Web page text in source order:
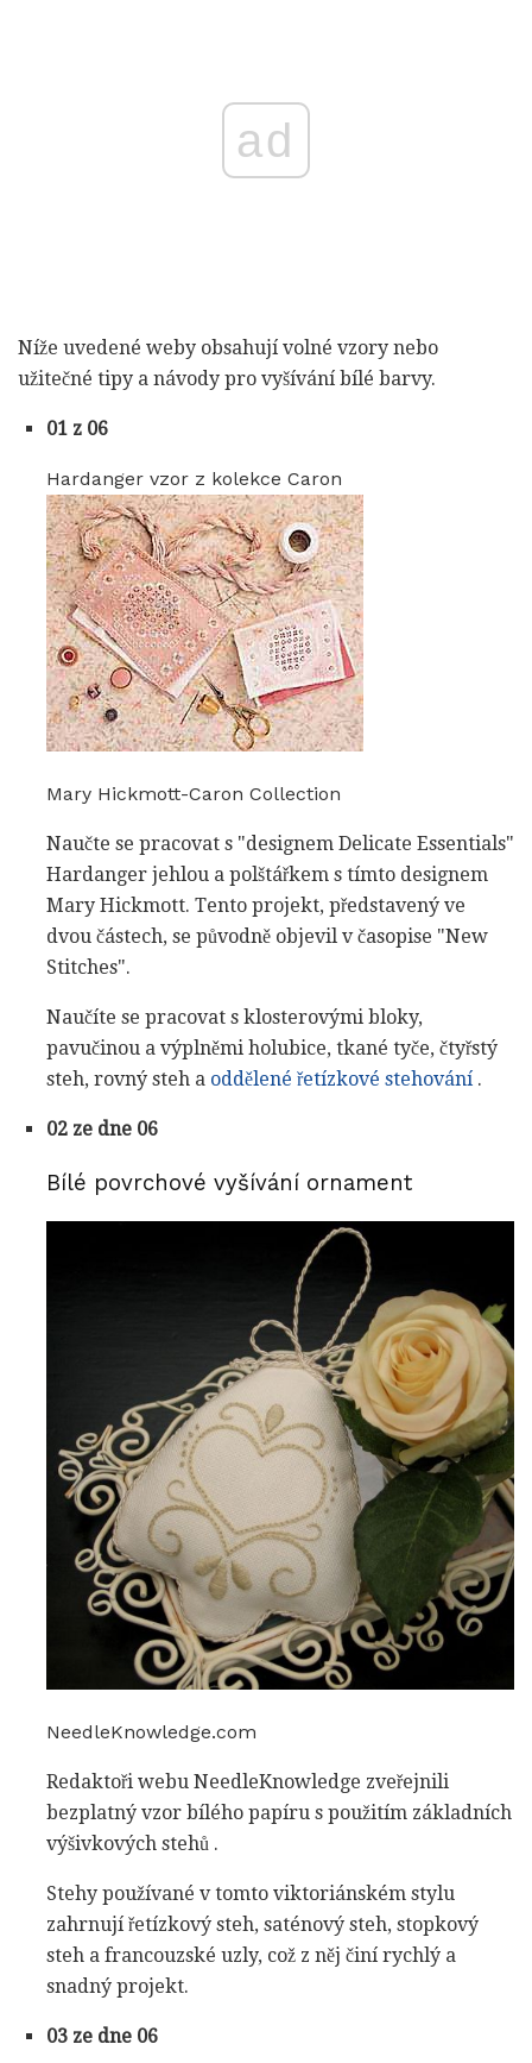
ad
Níže uvedené weby obsahují volné vzory nebo
užitečné tipy a návody pro vyšívání bílé barvy.
01 z 06
Hardanger vzor z kolekce Caron
Mary Hickmott-Caron Collection
Naučte se pracovat s "designem Delicate Essentials"
Hardanger jehlou a polštářkem s tímto designem
Mary Hickmott. Tento projekt, představený ve
dvou částech, se původně objevil v časopise "New
Stitches".
Naučíte se pracovat s klosterovými bloky,
pavučinou a výplněmi holubice, tkané tyče, čtyřstý
steh, rovný steh a oddělené řetízkové stehování .
02 ze dne 06
Bílé povrchové vyšívání ornament
NeedleKnowledge.com
Redaktoři webu NeedleKnowledge zveřejnili
bezplatný vzor bílého papíru s použitím základních
výšivkových stehů .
Stehy používané v tomto viktoriánském stylu
zahrnují řetízkový steh, saténový steh, stopkový
steh a francouzské uzly, což z něj činí rychlý a
snadný projekt.
03 ze dne 06